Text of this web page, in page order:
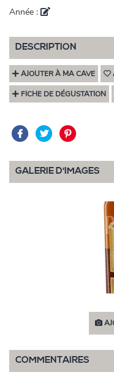
Année :
DESCRIPTION
AJOUTER À MA CAVE
FICHE DE DÉGUSTATION
GALERIE D'IMAGES
COMMENTAIRES